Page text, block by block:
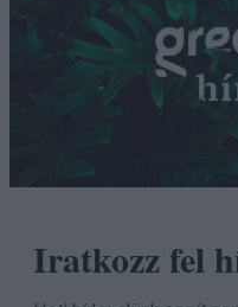
Iratkozz fel